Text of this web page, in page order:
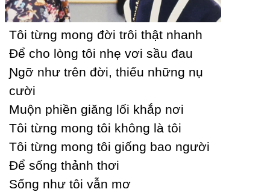
Tôi từng mong đời trôi thật nhanh
Để cho lòng tôi nhẹ vơi sầu đau
Ɲgỡ như trên đời, thiếu những nụ
cười
Muộn phiền giăng lối khắp nơi
Tôi từng mong tôi không là tôi
Tôi từng mong tôi giống bao người
Để sống thảnh thơi
Ѕống như tôi vẫn mơ